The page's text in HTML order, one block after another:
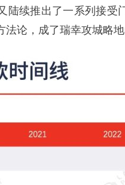
陆续推出了一系列接受
论，成了瑞幸攻城略地